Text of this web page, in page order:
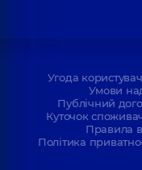
Угода
Умови
Публічний
Куточок
Правила
Політика